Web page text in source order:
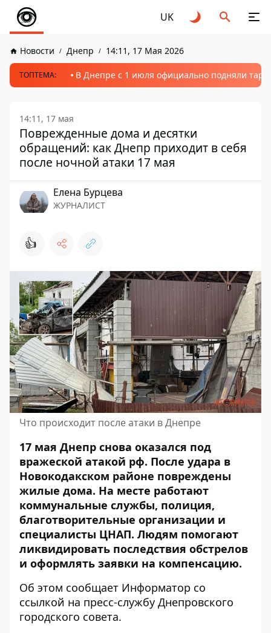
UK
Новости Днепр 14:11, 17 Мая 2026
ТОПТЕМА: В Днепре с 1 июля официально подняли
14:11, 17 мая
Поврежденные дома и десятки
обращений: как Днепр приходит в себя
после ночной атаки 17 мая
Елена Бурцева
ЖУРНАЛИСТ
👍
Что происходит после атаки в Днепре
17 мая Днепр снова оказался под
вражеской атакой рф. После удара в
Новокодакском районе повреждены
жилые дома. На месте работают
коммунальные службы, полиция,
благотворительные организации и
специалисты ЦНАП. Людям помогают
ликвидировать последствия обстрелов
и оформлять заявки на компенсацию.
Об этом сообщает Информатор со
ссылкой на пресс-службу Днепровского
городского совета.